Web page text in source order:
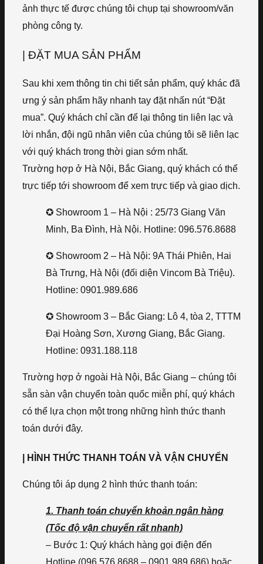
ảnh thực tế được chúng tôi chụp tại showroom/văn
phòng công ty.
| ĐẶT MUA SẢN PHẨM
Sau khi xem thông tin chi tiết sản phẩm, quý khác đã
ưng ý sản phẩm hãy nhanh tay đặt nhấn nút “Đặt
mua”. Quý khách chỉ cần để lại thông tin liên lạc và
lời nhắn, đội ngũ nhân viên của chúng tôi sẽ liên lạc
với quý khách trong thời gian sớm nhất.
Trường hợp ở Hà Nội, Bắc Giang, quý khách có thể
trực tiếp tới showroom để xem trực tiếp và giao dịch.
✪ Showroom 1 – Hà Nội : 25/73 Giang Văn
Minh, Ba Đình, Hà Nội. Hotline: 096.576.8688
✪ Showroom 2 – Hà Nội: 9A Thái Phiên, Hai
Bà Trưng, Hà Nội (đối diện Vincom Bà Triệu).
Hotline: 0901.989.686
✪ Showroom 3 – Bắc Giang: Lô 4, tòa 2, TTTM
Đại Hoàng Sơn, Xương Giang, Bắc Giang.
Hotline: 0931.188.118
Trường hợp ở ngoài Hà Nội, Bắc Giang – chúng tôi
sẵn sàn vận chuyển toàn quốc miễn phí, quý khách
có thể lựa chọn một trong những hình thức thanh
toán dưới đây.
| HÌNH THỨC THANH TOÁN VÀ VẬN CHUYỂN
Chúng tôi áp dụng 2 hình thức thanh toán:
1. Thanh toán chuyển khoản ngân hàng
(Tốc độ vận chuyển rất nhanh)
– Bước 1: Quý khách hàng gọi điện đến
Hotline (096.576.8688 – 0901.989.686) hoặc